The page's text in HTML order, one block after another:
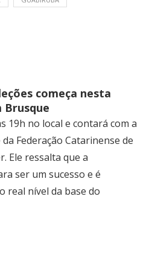
começa nesta
Brusque
19h no local e contará com a
Federação Catarinense de
Ele ressalta que a
ser um sucesso e é
real nível da base do